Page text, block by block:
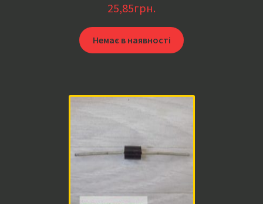
25,85грн.
Немає в наявності